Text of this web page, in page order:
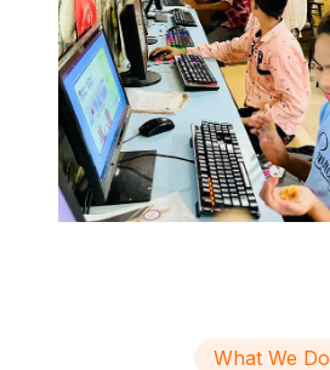
What We Do